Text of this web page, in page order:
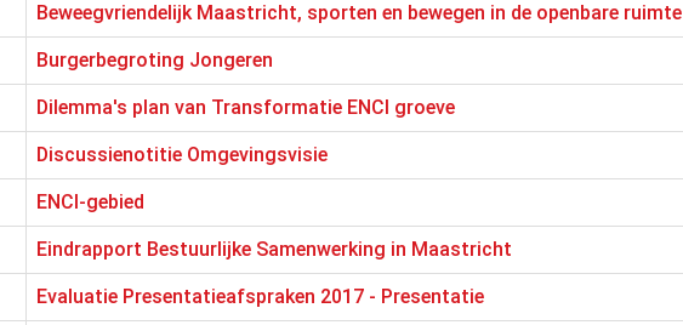
Beweegvriendelijk Maastricht, sporten en bewegen in de openbare ruimte
Burgerbegroting Jongeren
Dilemma's plan van Transformatie ENCI groeve
Discussienotitie Omgevingsvisie
ENCI-gebied
Eindrapport Bestuurlijke Samenwerking in Maastricht
Evaluatie Presentatieafspraken 2017 - Presentatie